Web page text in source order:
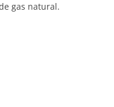
gas natural.